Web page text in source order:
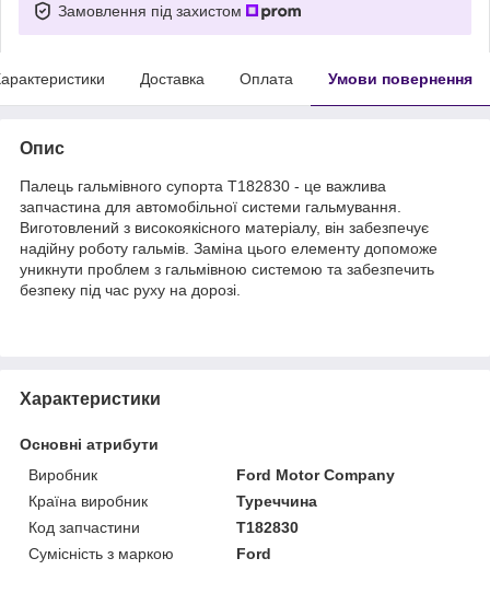
Замовлення під захистом
Доставка Оплата Умови повернення
Опис
Палець гальмівного супорта T182830 - це важлива
запчастина для автомобільної системи гальмування.
Виготовлений з високоякісного матеріалу, він забезпечує
надійну роботу гальмів. Заміна цього елементу допоможе
уникнути проблем з гальмівною системою та забезпечить
безпеку під час руху на дорозі.
Характеристики
Основні атрибути
Виробник
Ford Motor Company
Країна виробник
Туреччина
Код запчастини
T182830
Сумісність з маркою
Ford